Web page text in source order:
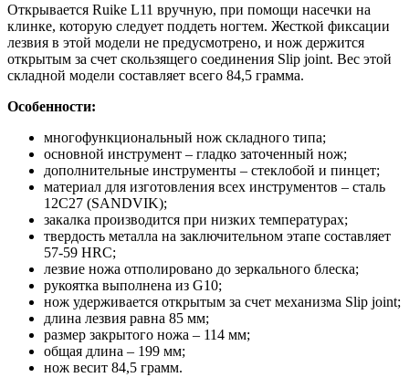
Открывается Ruike L11 вручную, при помощи насечки на
клинке, которую следует поддеть ногтем. Жесткой фиксации
лезвия в этой модели не предусмотрено, и нож держится
открытым за счет скользящего соединения Slip joint. Вес этой
складной модели составляет всего 84,5 грамма.
Особенности:
многофункциональный нож складного типа;
основной инструмент – гладко заточенный нож;
дополнительные инструменты – стеклобой и пинцет;
материал для изготовления всех инструментов – сталь
12С27 (SANDVIK);
закалка производится при низких температурах;
твердость металла на заключительном этапе составляет
57-59 HRC;
лезвие ножа отполировано до зеркального блеска;
рукоятка выполнена из G10;
нож удерживается открытым за счет механизма Slip joint;
длина лезвия равна 85 мм;
размер закрытого ножа – 114 мм;
общая длина – 199 мм;
нож весит 84,5 грамм.